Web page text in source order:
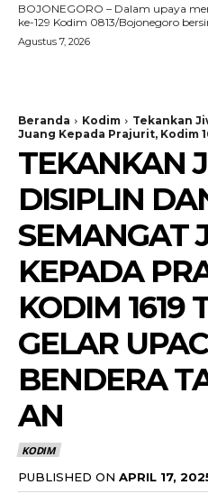
BOJONEGORO – Dalam upaya
ke-129 Kodim 0813/Bojonegoro
Agustus 7, 2026